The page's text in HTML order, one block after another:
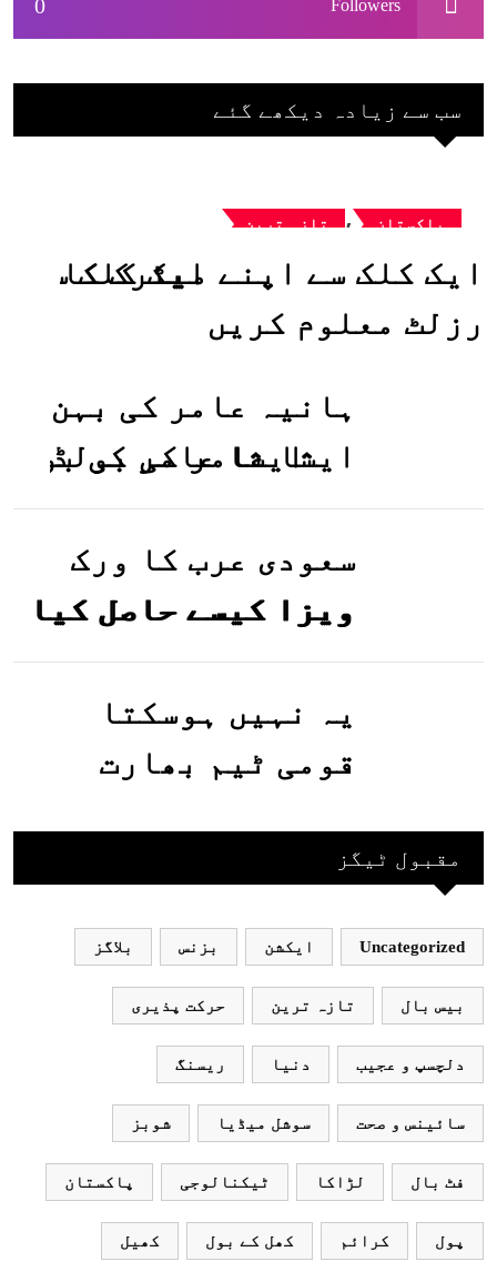
0 Followers
سب سے زیادہ دیکھے گئے
پاکستان , تازہ ترین
ایک کلک سے اپنے میٹرک کا
رزلٹ معلوم کریں
ہانیہ عامر کی بہن
ایشا عامر کی بولڈ
تصاویر وائرل ہو
گئیں
سعودی عرب کا ورک
ویزا کیسے حاصل کیا
جاسکتا ہے؟جانیے
یہ نہیں ہوسکتا
قومی ٹیم بھارت
بھارتی ٹیم پاکستانمقبول ٹیگز
Uncategorized ایکشن بزنس بلاگز
بیس بال تازہ ترین حرکت پذیری
دلچسپ و عجیب دنیا ریسنگ
سائینس و صحت سوشل میڈیا شوبز
فٹ بال لڑاکا ٹیکنالوجی پاکستان
پول کرائم کھل کے بول کھیل